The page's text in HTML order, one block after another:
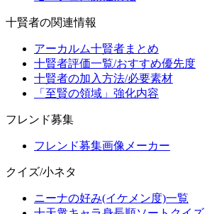
十賢者の関連情報
アーカルム十賢者まとめ
十賢者評価一覧/おすすめ優先度
十賢者の加入方法/必要素材
「至賢の領域」強化内容
フレンド募集
フレンド募集画像メーカー
クイズ/小ネタ
ニーナの好み(イケメン度)一覧